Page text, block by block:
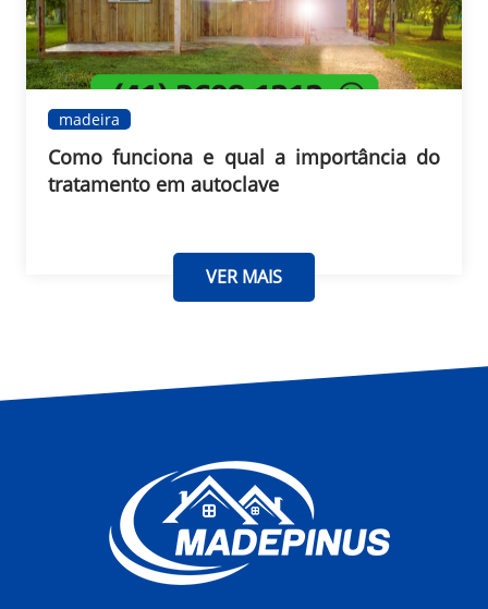
madeira
Como funciona e qual a importância do
tratamento em autoclave
VER MAIS